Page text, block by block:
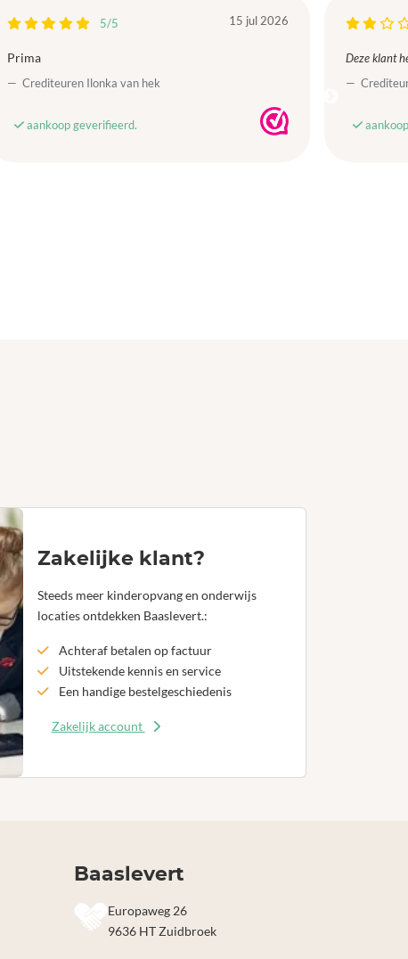
5/5 15 jul 2026
Prima
Crediteuren Ilonka van hek
aankoop geverifieerd.
Deze klant
Zakelijke klant?
Steeds meer kinderopvang en onderwijs
locaties ontdekken Baaslevert.:
Achteraf betalen op factuur
Uitstekende kennis en service
Een handige bestelgeschiedenis
Zakelijk account
Baaslevert
Europaweg 26
9636 HT Zuidbroek